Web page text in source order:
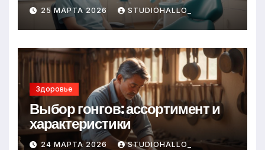
25 МАРТА 2026 STUDIOHALLO_
Здоровье
Выбор гонгов: ассортимент и
характеристики
24 МАРТА 2026 STUDIOHALLO_